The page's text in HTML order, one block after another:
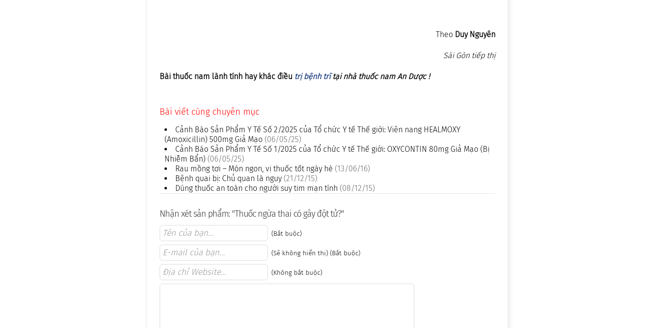
Theo Duy Nguyên
Sài Gòn tiếp thị
Bài thuốc nam lành tính hay khác điều trị bệnh trĩtại nhà thuốc nam An Dược !
Bài viết cùng chuyên mục
Cảnh Báo Sản Phẩm Y Tế Số 2/2025 của Tổ chức Y tế Thế giới: Viên nang HEALMOXY
(Amoxicillin) 500mg Giả Mạo (06/05/25)
Cảnh Báo Sản Phẩm Y Tế Số 1/2025 của Tổ chức Y tế Thế giới: OXYCONTIN 80mg Giả Mạo (Bị
Nhiễm Bẩn) (06/05/25)
Rau mồng tơi – Món ngon, vị thuốc tốt ngày hè (13/06/16)
Bệnh quai bị: Chủ quan là nguy (21/12/15)
Dùng thuốc an toàn cho người suy tim mạn tính (08/12/15)
Nhận xét sản phẩm: "Thuốc ngừa thai có gây đột tử?"
(Bắt buộc)
(Sẽ không hiển thị) (Bắt buộc)
(Không bắt buộc)